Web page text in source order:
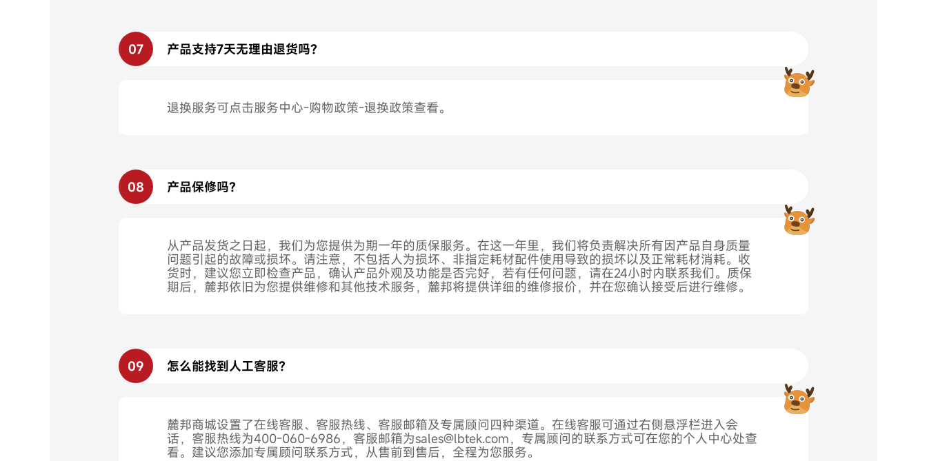
07 产品支持7天无理由退货吗？
退换服务可点击服务中心-购物政策-退换政策查看。
08 产品保修吗？
从产品发货之日起，我们为您提供为期一年的质保服务。在这一年里，我们将负责解决所有因产品自身质量
问题引起的故障或损坏。请注意，不包括人为损坏、非指定耗材配件使用导致的损坏以及正常耗材消耗。收
货时，建议您立即检查产品，确认产品外观及功能是否完好，若有任何问题，请在24小时内联系我们。质保
期后，麓邦依旧为您提供维修和其他技术服务，麓邦将提供详细的维修报价，并在您确认接受后进行维修。
09 怎么能找到人工客服？
麓邦商城设置了在线客服、客服热线、客服邮箱及专属顾问四种渠道。在线客服可通过右侧悬浮栏进入会
话，客服热线为400-060-6986，客服邮箱为sales@lbtek.com，专属顾问的联系方式可在您的个人中心处查
看。建议您添加专属顾问联系方式，从售前到售后，全程为您服务。